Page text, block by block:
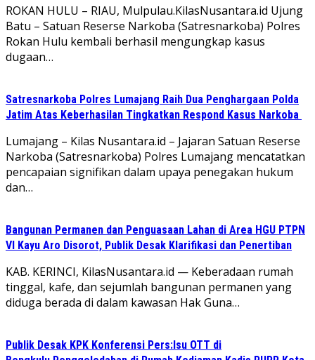
ROKAN HULU – RIAU, Mulpulau.KilasNusantara.id Ujung
Batu – Satuan Reserse Narkoba (Satresnarkoba) Polres
Rokan Hulu kembali berhasil mengungkap kasus
dugaan…
Satresnarkoba Polres Lumajang Raih Dua Penghargaan Polda
Jatim Atas Keberhasilan Tingkatkan Respond Kasus Narkoba
Lumajang – Kilas Nusantara.id – Jajaran Satuan Reserse
Narkoba (Satresnarkoba) Polres Lumajang mencatatkan
pencapaian signifikan dalam upaya penegakan hukum
dan…
Bangunan Permanen dan Penguasaan Lahan di Area HGU PTPN
VI Kayu Aro Disorot, Publik Desak Klarifikasi dan Penertiban
KAB. KERINCI, KilasNusantara.id — Keberadaan rumah
tinggal, kafe, dan sejumlah bangunan permanen yang
diduga berada di dalam kawasan Hak Guna…
Publik Desak KPK Konferensi Pers:Isu OTT di